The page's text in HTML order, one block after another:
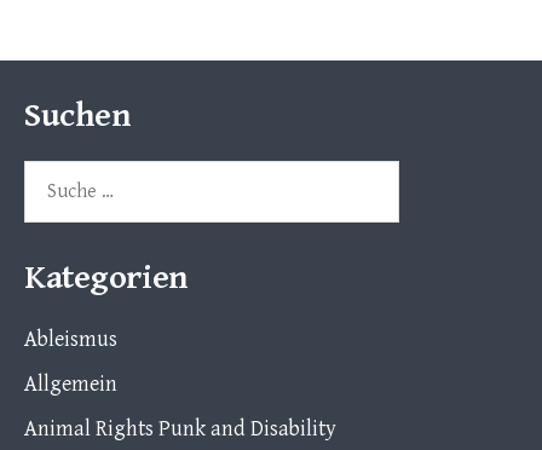
Suchen
nach:
Kategorien
Ableismus
Allgemein
Animal Rights Punk and Disability